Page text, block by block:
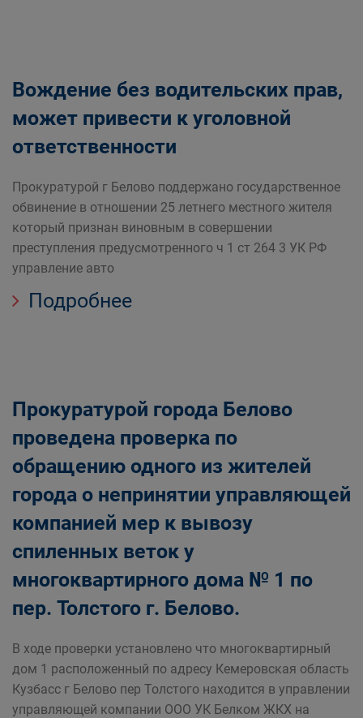
Вождение без водительских прав,
может привести к уголовной
ответственности
Прокуратурой г Белово поддержано государственное
обвинение в отношении 25 летнего местного жителя
который признан виновным в совершении
преступления предусмотренного ч 1 ст 264 3 УК РФ
управление авто
Подробнее
Прокуратурой города Белово
проведена проверка по
обращению одного из жителей
города о непринятии управляющей
компанией мер к вывозу
спиленных веток у
многоквартирного дома № 1 по
пер. Толстого г. Белово.
В ходе проверки установлено что многоквартирный
дом 1 расположенный по адресу Кемеровская область
Кузбасс г Белово пер Толстого находится в управлении
управляющей компании ООО УК Белком ЖКХ на